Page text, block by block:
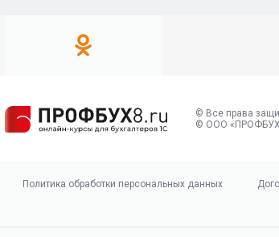
© Все права
© ООО
Политика обработки персональных данных